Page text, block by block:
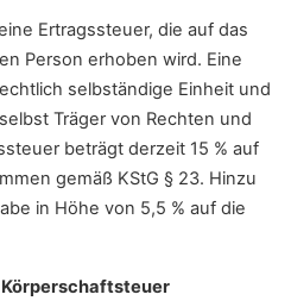
Ertragssteuer, die auf das
Person erhoben wird. Eine
selbständige Einheit und
Träger von Rechten und
beträgt derzeit 15 % auf
gemäß KStG § 23. Hinzu
in Höhe von 5,5 % auf die